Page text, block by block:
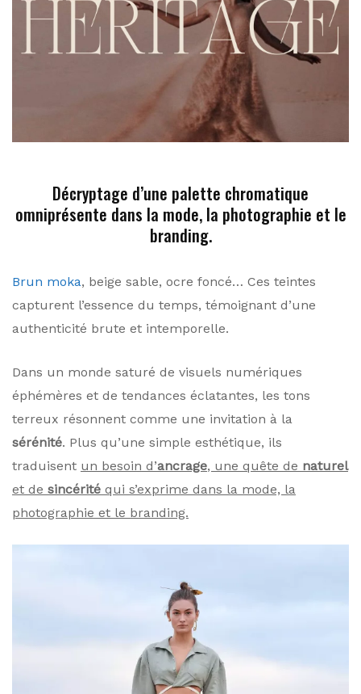
Décryptage d’une palette chromatique
omniprésente dans la mode, la photographie et le
branding.
Brun moka, beige sable, ocre foncé… Ces teintes
capturent l’essence du temps, témoignant d’une
authenticité brute et intemporelle.
Dans un monde saturé de visuels numériques
éphémères et de tendances éclatantes, les tons
terreux résonnent comme une invitation à la
sérénité. Plus qu’une simple esthétique, ils
traduisent un besoin d’ancrage, une quête de naturel
et de sincérité qui s’exprime dans la mode, la
photographie et le branding.